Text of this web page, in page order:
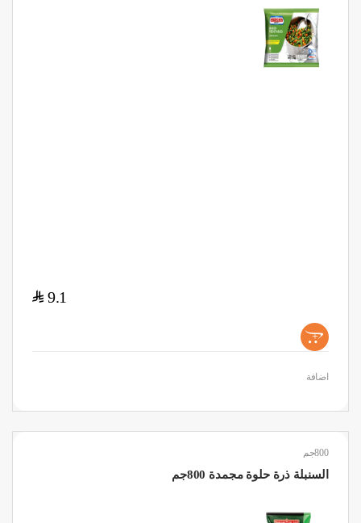
9.1
$
+
اضافة
800جم
السنبلة ذرة حلوة مجمدة 800جم